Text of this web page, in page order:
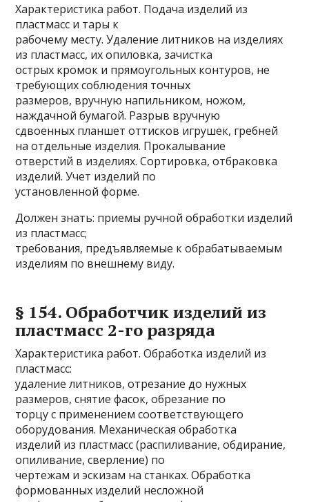
Характеристика работ. Подача изделий из
пластмасс и тары к
рабочему месту. Удаление литников на изделиях
из пластмасс, их опиловка, зачистка
острых кромок и прямоугольных контуров, не
требующих соблюдения точных
размеров, вручную напильником, ножом,
наждачной бумагой. Разрыв вручную
сдвоенных планшет оттисков игрушек, гребней
на отдельные изделия. Прокалывание
отверстий в изделиях. Сортировка, отбраковка
изделий. Учет изделий по
установленной форме.
Должен знать: приемы ручной обработки изделий
из пластмасс;
требования, предъявляемые к обрабатываемым
изделиям по внешнему виду.
§ 154. Обработчик изделий из
пластмасс 2-го разряда
Характеристика работ. Обработка изделий из
пластмасс:
удаление литников, отрезание до нужных
размеров, снятие фасок, обрезание по
торцу с применением соответствующего
оборудования. Механическая обработка
изделий из пластмасс (распиливание, обдирание,
опиливание, сверление) по
чертежам и эскизам на станках. Обработка
формованных изделий несложной